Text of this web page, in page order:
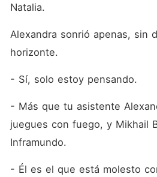
Natalia.
Alexandra sonrió apenas, sin
horizonte.
- Sí, solo estoy pensando.
- Más que tu asistente
juegues con fuego, y Mikhail
Inframundo.
- Él es el que está molesto